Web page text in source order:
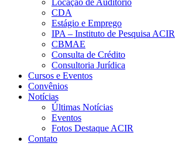
Locação de Auditório
CDA
Estágio e Emprego
IPA – Instituto de Pesquisa ACIR
CBMAE
Consulta de Crédito
Consultoria Jurídica
Cursos e Eventos
Convênios
Notícias
Últimas Notícias
Eventos
Fotos Destaque ACIR
Contato